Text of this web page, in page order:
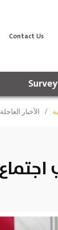
Contact Us
الأخبار العاجلة /